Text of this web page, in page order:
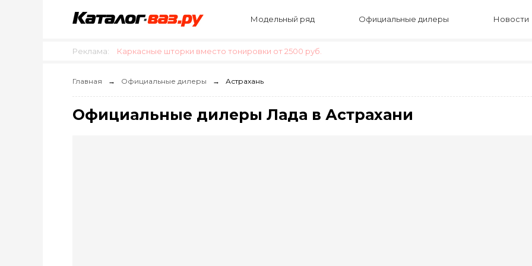
Модельный ряд Официальные дилеры Новости
Реклама: Каркасные шторки вместо тонировки от 2500 руб.
Главная Официальные дилеры Астрахань
Официальные дилеры Лада в Астрахани